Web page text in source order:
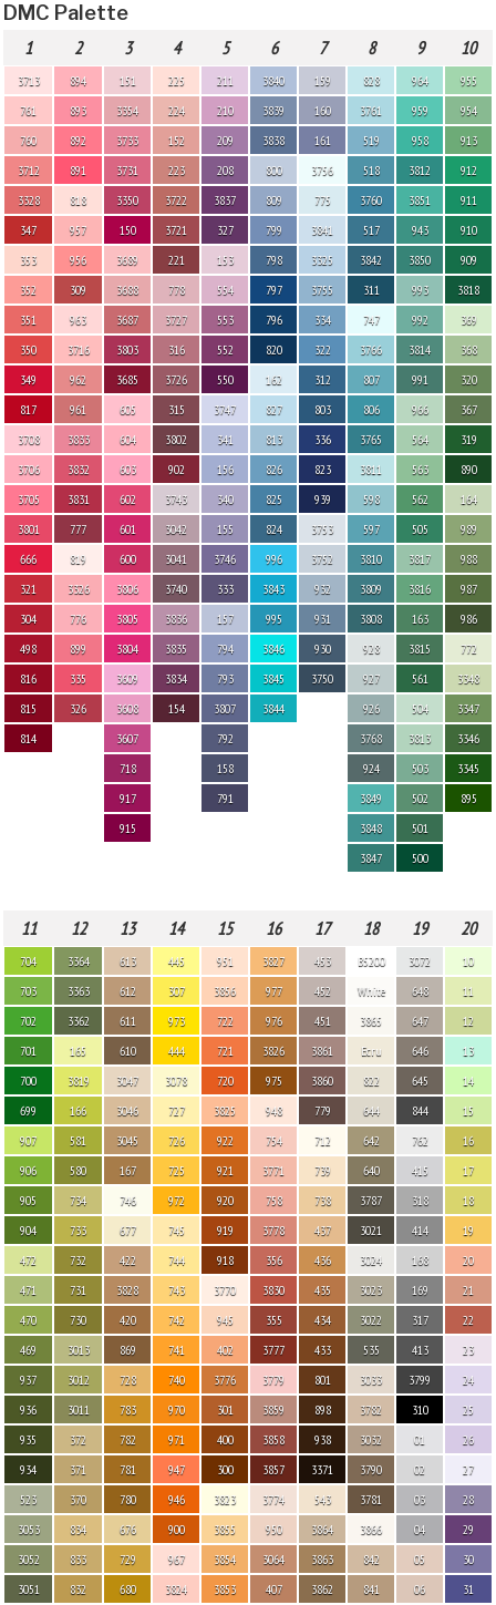
DMC Palette
1 2 3 4 5 6 7 8 9 10
3713
761
760
3712
3328
347
353
352
351
350
349
817
3708
3706
3705
3801
666
321
304
498
816
815
814
894
893
892
891
818
957
956
309
963
3716
962
961
3833
3832
3831
777
819
3326
776
899
335
326
151
3354
3733
3731
3350
150
3689
3688
3687
3803
3685
605
604
603
602
601
600
3806
3805
3804
3609
3608
3607
718
917
915
225
224
152
223
3722
3721
221
778
3727
316
3726
315
3802
902
3743
3042
3041
3740
3836
3835
3834
154
211
210
209
208
3837
327
153
554
553
552
550
3747
341
156
340
155
3746
333
157
794
793
3807
792
158
791
3840
3839
3838
800
809
799
798
797
796
820
162
827
813
826
825
824
996
3843
995
3846
3845
3844
159
160
161
3756
775
3841
3325
3755
334
322
312
803
336
823
939
3753
3752
932
931
930
3750
828
3761
519
518
3760
517
3842
311
747
3766
807
806
3765
3811
598
597
3810
3809
3808
928
927
926
3768
924
3849
3848
3847
964
959
958
3812
3851
943
3850
993
992
3814
991
966
564
563
562
505
3817
3816
163
3815
561
504
3813
503
502
501
500
955
954
913
912
911
910
909
3818
369
368
320
367
319
890
164
989
988
987
986
772
3348
3347
3346
3345
895
11 12 13 14 15 16 17 18 19 20
704
703
702
701
700
699
907
906
905
904
472
471
470
469
937
936
935
934
523
3053
3052
3051
3364
3363
3362
165
3819
166
581
580
734
733
732
731
730
3013
3012
3011
372
371
370
834
833
832
613
612
611
610
3047
3046
3045
167
746
677
422
3828
420
869
728
783
782
781
780
676
729
680
445
307
973
444
3078
727
726
725
972
745
744
743
742
741
740
970
971
947
946
900
967
3824
951
3856
722
721
720
3825
922
921
920
919
918
3770
945
402
3776
301
400
300
3823
3855
3854
3853
3827
977
976
3826
975
948
754
3771
758
3778
356
3830
355
3777
3779
3859
3858
3857
3774
950
3064
407
453
452
451
3861
3860
779
712
739
738
437
436
435
434
433
801
898
938
3371
543
3864
3863
3862
B5200
White
3865
Ecru
822
644
642
640
3787
3021
3024
3023
3022
535
3033
3782
3032
3790
3781
3866
842
841
3072
648
647
646
645
844
762
415
318
414
168
169
317
413
3799
310
01
02
03
04
05
06
10
11
12
13
14
15
16
17
18
19
20
21
22
23
24
25
26
27
28
29
30
31